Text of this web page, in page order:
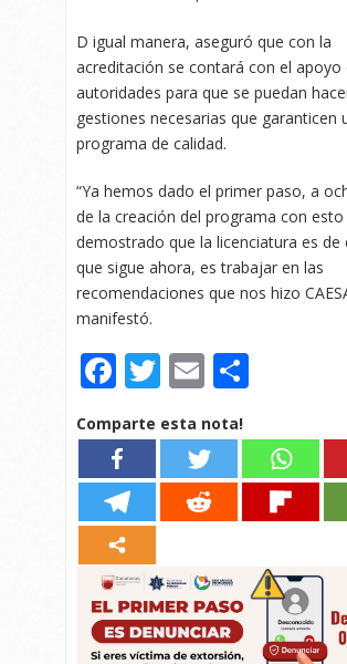
D igual manera, aseguró que con la
acreditación se contará con el apoyo
autoridades para que se puedan
gestiones necesarias que garanticen
programa de calidad.
“Ya hemos dado el primer paso, a
de la creación del programa con esto
demostrado que la licenciatura es de
que sigue ahora, es trabajar en las
recomendaciones que nos hizo
manifestó.
Facebook
Twitter
Email
Comparte esta nota!